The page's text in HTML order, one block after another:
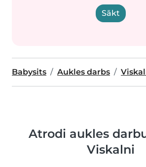
Sākt
Babysits Aukles darbs
Atrodi aukles
Viskalni